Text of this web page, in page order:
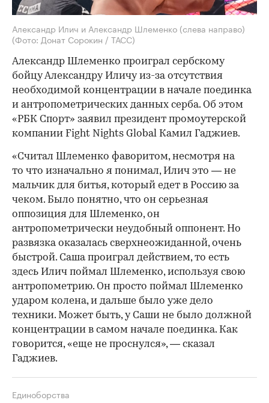
Александр Илич и Александр Шлеменко (слева направо)
(Фото: Донат Сорокин / ТАСС)
Александр Шлеменко проиграл сербскому
бойцу Александру Иличу из-за отсутствия
необходимой концентрации в начале поединка
и антропометрических данных серба. Об этом
«РБК Спорт» заявил президент промоутерской
компании Fight Nights Global Камил Гаджиев.
«Считал Шлеменко фаворитом, несмотря на
то что изначально я понимал, Илич это — не
мальчик для битья, который едет в Россию за
чеком. Было понятно, что он серьезная
оппозиция для Шлеменко, он
антропометрически неудобный оппонент. Но
развязка оказалась сверхнеожиданной, очень
быстрой. Саша проиграл действием, то есть
здесь Илич поймал Шлеменко, используя свою
антропометрию. Он просто поймал Шлеменко
ударом колена, и дальше было уже дело
техники. Может быть, у Саши не было должной
концентрации в самом начале поединка. Как
говорится, «еще не проснулся», — сказал
Гаджиев.
Единоборства